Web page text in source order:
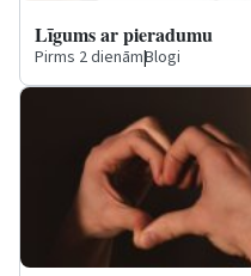
Līgums ar pieradumu
Pirms 2 dienām|Blogi